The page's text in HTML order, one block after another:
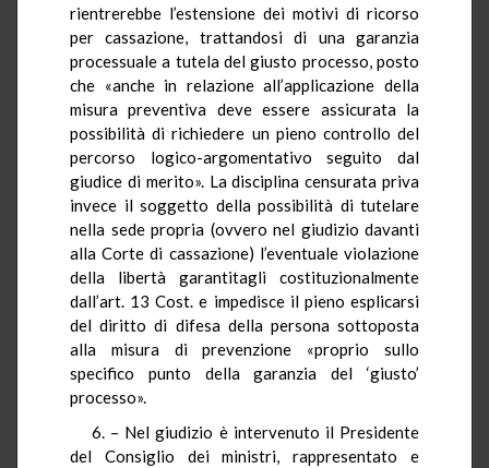
rientrerebbe l’estensione dei motivi di ricorso
per cassazione, trattandosi di una garanzia
processuale a tutela del giusto processo, posto
che «anche in relazione all’applicazione della
misura preventiva deve essere assicurata la
possibilità di richiedere un pieno controllo del
percorso logico-argomentativo seguito dal
giudice di merito». La disciplina censurata priva
invece il soggetto della possibilità di tutelare
nella sede propria (ovvero nel giudizio davanti
alla Corte di cassazione) l’eventuale violazione
della libertà garantitagli costituzionalmente
dall’art. 13 Cost. e impedisce il pieno esplicarsi
del diritto di difesa della persona sottoposta
alla misura di prevenzione «proprio sullo
specifico punto della garanzia del ‘giusto’
processo».
6. – Nel giudizio è intervenuto il Presidente
del Consiglio dei ministri, rappresentato e